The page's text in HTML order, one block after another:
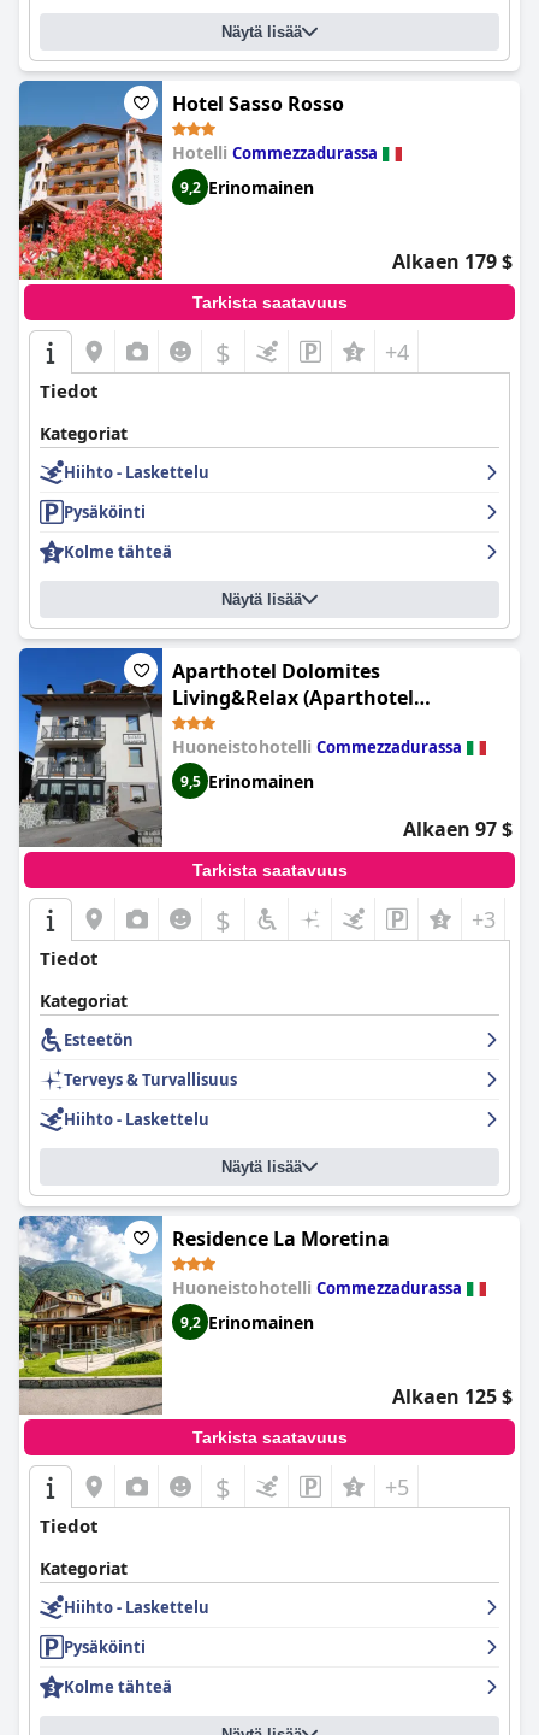
Näytä lisää
Hotel Sasso Rosso
Hotelli Commezzadurassa
9,2 Erinomainen
Alkaen 179 $
Tarkista saatavuus
$ +4
Tiedot
Kategoriat
Hiihto - Laskettelu
Pysäköinti
Kolme tähteä
Näytä lisää
Aparthotel Dolomites
Living&Relax (Aparthotel
Dolomites)
Huoneistohotelli Commezzadurassa
9,5 Erinomainen
Alkaen 97 $
Tarkista saatavuus
$ +3
Tiedot
Kategoriat
Esteetön
Terveys & Turvallisuus
Hiihto - Laskettelu
Näytä lisää
Residence La Moretina
Huoneistohotelli Commezzadurassa
9,2 Erinomainen
Alkaen 125 $
Tarkista saatavuus
$ +5
Tiedot
Kategoriat
Hiihto - Laskettelu
Pysäköinti
Kolme tähteä